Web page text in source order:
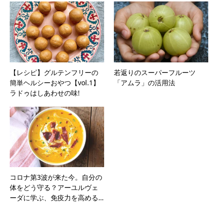
【レシピ】グルテンフリーの
簡単ヘルシーおやつ【vol.1】
ラドゥはしあわせの味!
若返りのスーパーフルーツ
「アムラ」の活用法
コロナ第3波が来た今。自分の
体をどう守る？アーユルヴェ
ーダに学ぶ、免疫力を高める…